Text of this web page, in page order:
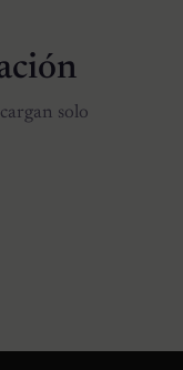
solo